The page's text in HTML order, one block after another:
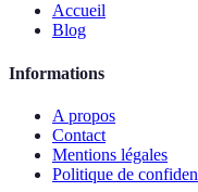
Accueil
Blog
Informations
A propos
Contact
Mentions légales
Politique de